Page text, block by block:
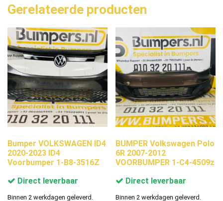
Gerelateerde producten
Bumper VOLKSWAGEN ID4
2020-2023 ID4
Voorbumper 1-B8-3516Z
Direct leverbaar
Binnen 2 werkdagen geleverd.
BUMPER Volkswagen Polo
6R 2007-2012
VOORBUMPER 1-C4-4509z
Direct leverbaar
Binnen 2 werkdagen geleverd.